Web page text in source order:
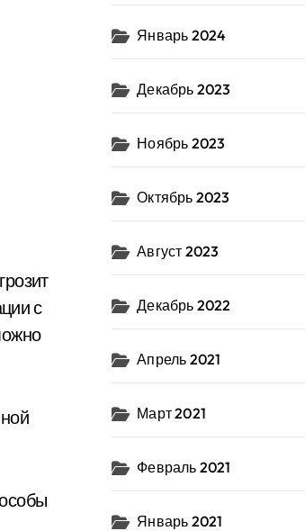
с
Январь 2024
Декабрь 2023
Ноябрь 2023
Октябрь 2023
Август 2023
Декабрь 2022
Апрель 2021
Март 2021
Февраль 2021
Январь 2021